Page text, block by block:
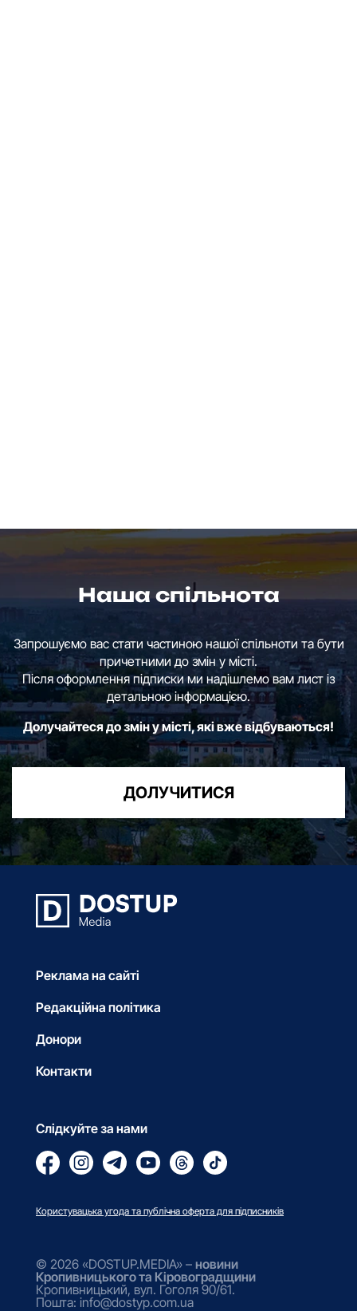
Наша спільнота
Запрошуємо вас стати частиною нашої спільноти та бути
причетними до змін у місті.
Після оформлення підписки ми надішлемо вам лист із
детальною інформацією.
Долучайтеся до змін у місті, які вже відбуваються!
ДОЛУЧИТИСЯ
Реклама на сайті
Редакційна політика
Донори
Контакти
Слідкуйте за нами
Користувацька угода та публічна оферта для підписників
© 2026 «DOSTUP.MEDIA» – новини
Кропивницького та Кіровоградщини
Кропивницький, вул. Гоголя 90/61.
Пошта: info@dostyp.com.ua